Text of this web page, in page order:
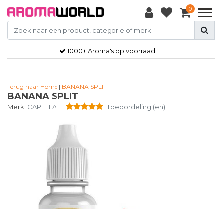
0
1000+ Aroma's op voorraad
Terug naar Home | BANANA SPLIT
BANANA SPLIT
Merk: CAPELLA | 1 beoordeling (en)